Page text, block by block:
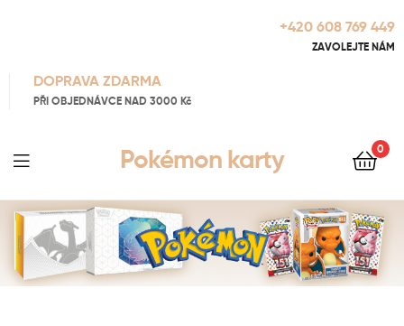
+420 608 769 449
ZAVOLEJTE NÁM
DOPRAVA ZDARMA
PŘI OBJEDNÁVCE NAD 3000 Kč
Pokémon karty 0